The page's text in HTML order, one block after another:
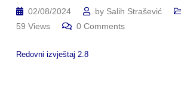
02/08/2024 by Salih Strašević
59 Views 0 Comments
Redovni izvještaj 2.8